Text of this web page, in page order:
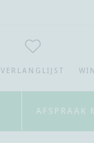
VERLANGLIJST
AFSPRAAK